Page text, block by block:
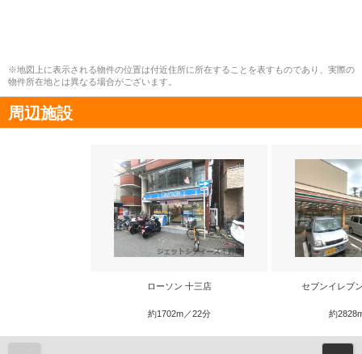
※地図上に表示される物件の位置は付近住所に所在することを表すものであり、実際の
物件所在地とは異なる場合がございます。
周辺施設
ローソン 十三店
約1702m／22分
セブンイレブ
約